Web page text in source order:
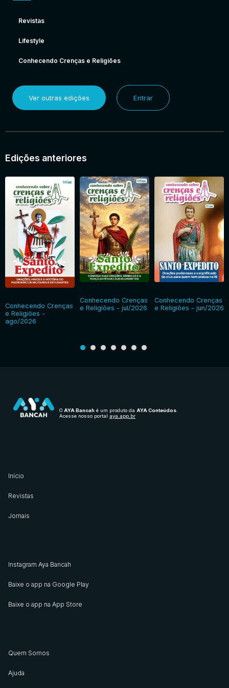
Revistas
Lifestyle
Conhecendo Crenças e Religiões
Ver outras edições Entrar
Edições anteriores
Conhecendo Crenças
e Religiões -
ago/2026
Conhecendo Crenças
e Religiões - jul/2026
Conhecendo Crenças
e Religiões - jun/2026
O AYA Bancah é um produto da AYA Conteúdos
Acesse nosso portal aya.app.br
Início
Revistas
Jornais
Instagram Aya Bancah
Baixe o app na Google Play
Baixe o app na App Store
Quem Somos
Ajuda